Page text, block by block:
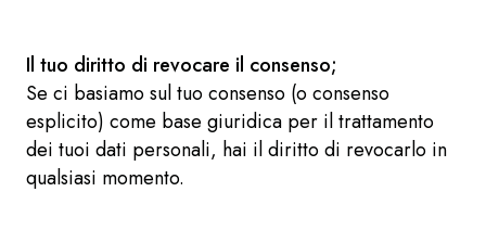
Il tuo diritto di revocare il consenso;
Se ci basiamo sul tuo consenso (o consenso
esplicito) come base giuridica per il trattamento
dei tuoi dati personali, hai il diritto di revocarlo in
qualsiasi momento.